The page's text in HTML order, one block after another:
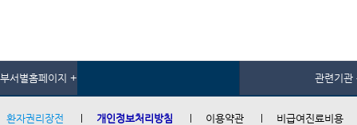
부서별홈페이지 + 관련기관
환자권리장전 개인정보처리방침 이용약관 비급여진료비용